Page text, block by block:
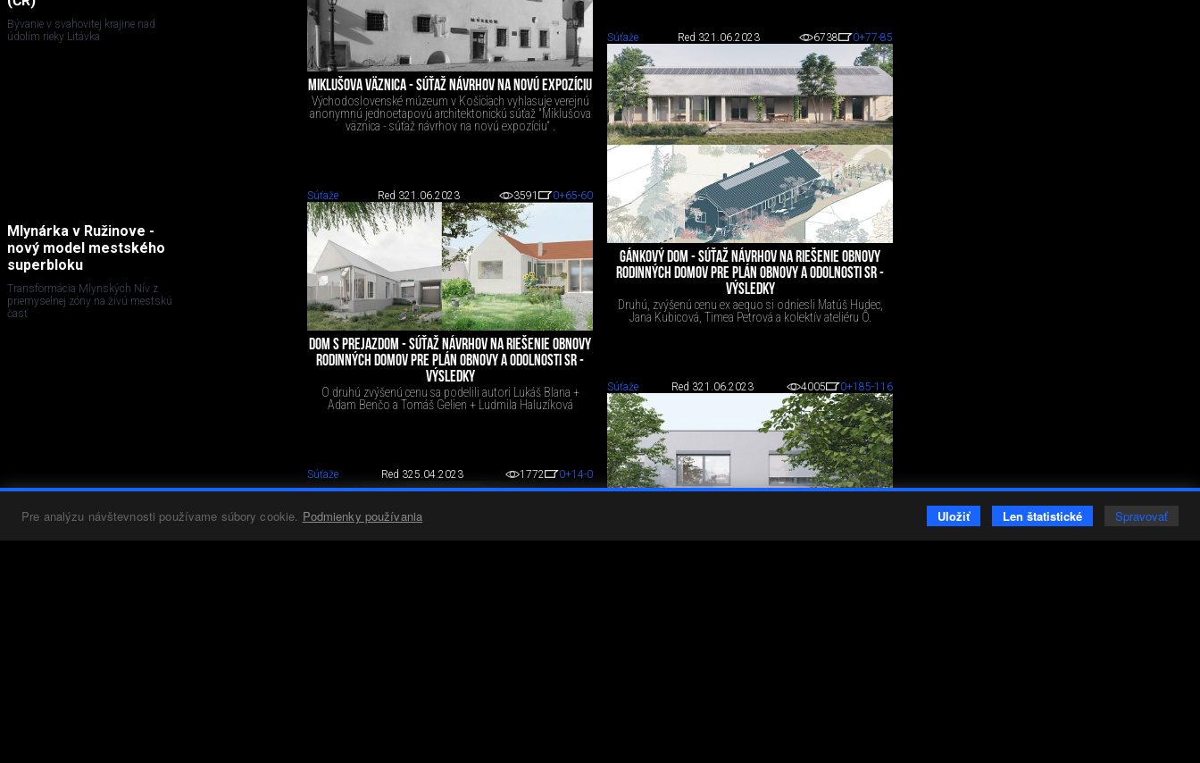
Pre analýzu návštevnosti používame súbory cookie. Podmienky používania Uložiť Len štatistické Spravovať
Bývanie v svahovitej krajine nad
údolím rieky Litávka.
Mlynárka v Ružinove -
nový model mestského
superbloku
Transformácia Mlynských Nív z
priemyselnej zóny na živú mestskú
časť
Saint-Gobain
Architecture Student
Contest 2026
MIKLUŠOVA VÄZNICA - SÚŤAŽ NÁVRHOV NA NOVÚ EXPOZÍCIU
Východoslovenské múzeum v Košiciach vyhlasuje verejnú
anonymnú jednoetapovú architektonickú súťaž "Miklušova
väznica - súťaž návrhov na novú expozíciu“ .
Súťaže Red 321.06.2023 6738 0+77-85
GÁNKOVÝ DOM - SÚŤAŽ NÁVRHOV NA RIEŠENIE OBNOVY
RODINNÝCH DOMOV PRE PLÁN OBNOVY A ODOLNOSTI SR -
VÝSLEDKY
Druhú, zvýšenú cenu ex aequo si odniesli Matúš Hudec,
Jana Kubicová, Timea Petrová a kolektív ateliéru Ô.
Súťaže Red 321.06.2023 3591 0+65-60
DOM S PREJAZDOM - SÚŤAŽ NÁVRHOV NA RIEŠENIE OBNOVY
RODINNÝCH DOMOV PRE PLÁN OBNOVY A ODOLNOSTI SR -
VÝSLEDKY
O druhú zvýšenú cenu sa podelili autori Lukáš Blana +
Adam Benčo a Tomáš Gelien + Ludmila Haluzíková
Súťaže Red 321.06.2023 4005 0+185-116
Súťaže Red 325.04.2023 1772 0+14-0